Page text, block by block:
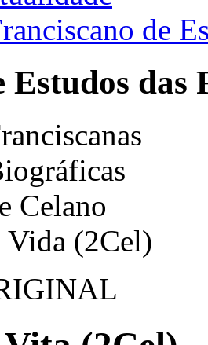
de
Estudos das
Celano
Vida (2Cel)